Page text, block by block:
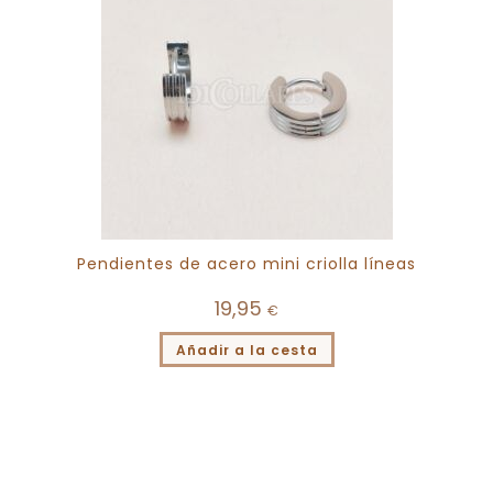
Pendientes de acero mini criolla líneas
19,95 €
Añadir a la cesta